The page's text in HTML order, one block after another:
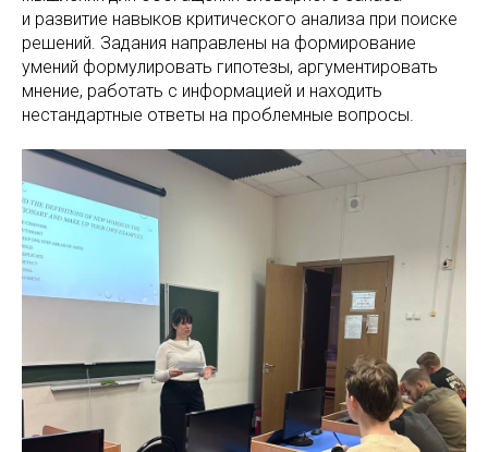
и развитие навыков критического анализа при поиске
решений. Задания направлены на формирование
умений формулировать гипотезы, аргументировать
мнение, работать с информацией и находить
нестандартные ответы на проблемные вопросы.